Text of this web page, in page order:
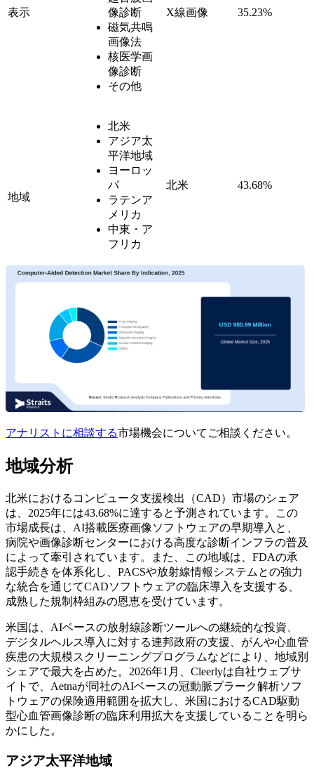
表示
像診断
磁気共鳴
画像法
核医学画
像診断
その他
X線画像 35.23%
地域
北米
アジア太
平洋地域
ヨーロッ
パ
ラテンア
メリカ
中東・ア
フリカ
北米 43.68%
アナリストに相談する市場機会についてご相談ください。
地域分析
北米におけるコンピュータ支援検出（CAD）市場のシェア
は、2025年には43.68%に達すると予測されています。この
市場成長は、AI搭載医療画像ソフトウェアの早期導入と、
病院や画像診断センターにおける高度な診断インフラの普及
によって牽引されています。また、この地域は、FDAの承
認手続きを体系化し、PACSや放射線情報システムとの強力
な統合を通じてCADソフトウェアの臨床導入を支援する、
成熟した規制枠組みの恩恵を受けています。
米国は、AIベースの放射線診断ツールへの継続的な投資、
デジタルヘルス導入に対する連邦政府の支援、がんや心血管
疾患の大規模スクリーニングプログラムなどにより、地域別
シェアで最大を占めた。2026年1月、Cleerlyは自社ウェブサ
イトで、Aetnaが同社のAIベースの冠動脈プラーク解析ソフ
トウェアの保険適用範囲を拡大し、米国におけるCAD駆動
型心血管画像診断の臨床利用拡大を支援していることを明ら
かにした。
アジア太平洋地域